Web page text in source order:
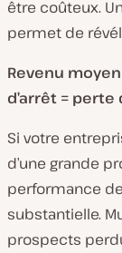
être coûteux.
permet de
Revenu
d’arrêt =
Si votre
d’une grande
performance
substantielle.
prospects